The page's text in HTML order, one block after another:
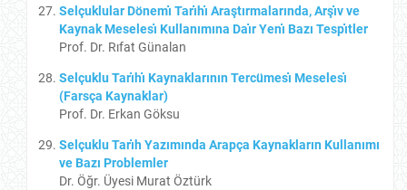
Selçuklular Dönemı̇ Tarı̇hı̇ Araştırmalarında, Arşı̇v ve
Kaynak Meselesı̇ Kullanımına Daı̇r Yenı̇ Bazı Tespı̇tler
Prof. Dr. Rıfat Günalan
Selçuklu Tarı̇hı̇ Kaynaklarının Tercümesı̇ Meselesı̇
(Farsça Kaynaklar)
Prof. Dr. Erkan Göksu
Selçuklu Tarı̇h Yazımında Arapça Kaynakların Kullanımı
ve Bazı Problemler
Dr. Öğr. Üyesi Murat Öztürk